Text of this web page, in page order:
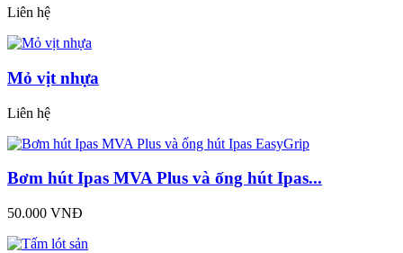
Liên hệ
Mỏ vịt nhựa
Liên hệ
Bơm hút Ipas MVA Plus và ống hút Ipas...
50.000 VNĐ